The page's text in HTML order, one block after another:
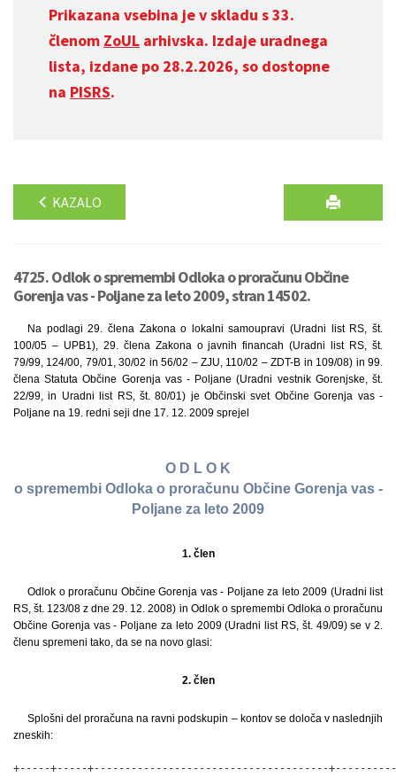
Prikazana vsebina je v skladu s 33.
členom ZoUL arhivska. Izdaje uradnega
lista, izdane po 28.2.2026, so dostopne
na PISRS.
KAZALO
4725. Odlok o spremembi Odloka o proračunu Občine
Gorenja vas - Poljane za leto 2009, stran 14502.
Na podlagi 29. člena Zakona o lokalni samoupravi (Uradni list RS, št.
100/05 – UPB1), 29. člena Zakona o javnih financah (Uradni list RS, št.
79/99, 124/00, 79/01, 30/02 in 56/02 – ZJU, 110/02 – ZDT-B in 109/08) in 99.
člena Statuta Občine Gorenja vas - Poljane (Uradni vestnik Gorenjske, št.
22/99, in Uradni list RS, št. 80/01) je Občinski svet Občine Gorenja vas -
Poljane na 19. redni seji dne 17. 12. 2009 sprejel
O D L O K
o spremembi Odloka o proračunu Občine Gorenja vas -
Poljane za leto 2009
1. člen
Odlok o proračunu Občine Gorenja vas - Poljane za leto 2009 (Uradni list
RS, št. 123/08 z dne 29. 12. 2008) in Odlok o spremembi Odloka o proračunu
Občine Gorenja vas - Poljane za leto 2009 (Uradni list RS, št. 49/09) se v 2.
členu spremeni tako, da se na novo glasi:
2. člen
Splošni del proračuna na ravni podskupin – kontov se določa v naslednjih
zneskih:
+-----+-----+--------------------------------------